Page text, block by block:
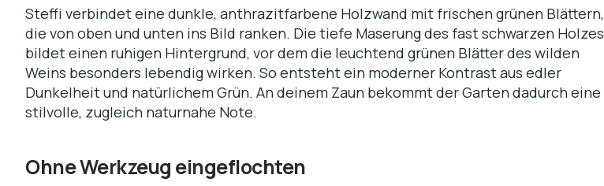
Steffi verbindet eine dunkle, anthrazitfarbene Holzwand mit frischen grünen Blättern,
die von oben und unten ins Bild ranken. Die tiefe Maserung des fast schwarzen Holzes
bildet einen ruhigen Hintergrund, vor dem die leuchtend grünen Blätter des wilden
Weins besonders lebendig wirken. So entsteht ein moderner Kontrast aus edler
Dunkelheit und natürlichem Grün. An deinem Zaun bekommt der Garten dadurch eine
stilvolle, zugleich naturnahe Note.
Ohne Werkzeug eingeflochten